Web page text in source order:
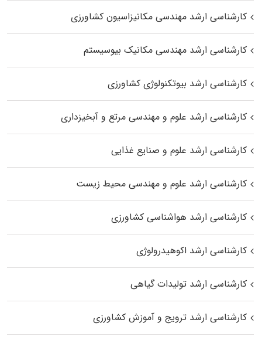
کارشناسی ارشد مهندسی مکانیزاسیون کشاورزی
کارشناسی ارشد مهندسی مکانیک بیوسیستم
کارشناسی ارشد بیوتکنولوژی کشاورزی
کارشناسی ارشد علوم و مهندسی مرتع و آبخیزداری
کارشناسی ارشد علوم و صنایع غذایی
کارشناسی ارشد علوم و مهندسی محیط زیست
کارشناسی ارشد هواشناسی کشاورزی
کارشناسی ارشد اکوهیدرولوژی
کارشناسی ارشد تولیدات گیاهی
کارشناسی ارشد ترویج و آموزش کشاورزی